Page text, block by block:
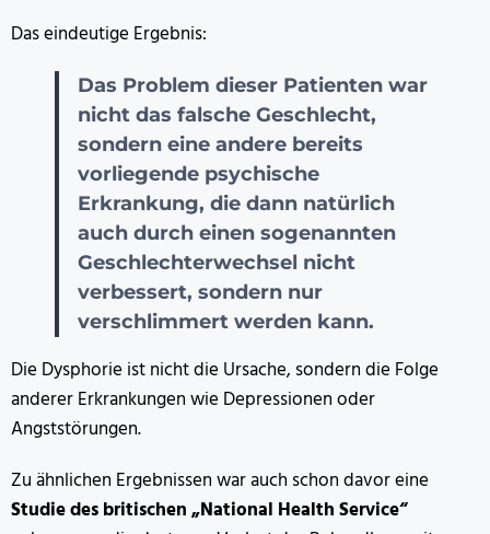
Das eindeutige Ergebnis:
Das Problem dieser Patienten war
nicht das falsche Geschlecht,
sondern eine andere bereits
vorliegende psychische
Erkrankung, die dann natürlich
auch durch einen sogenannten
Geschlechterwechsel nicht
verbessert, sondern nur
verschlimmert werden kann.
Die Dysphorie ist nicht die Ursache, sondern die Folge
anderer Erkrankungen wie Depressionen oder
Angststörungen.
Zu ähnlichen Ergebnissen war auch schon davor eine
Studie des britischen „National Health Service“